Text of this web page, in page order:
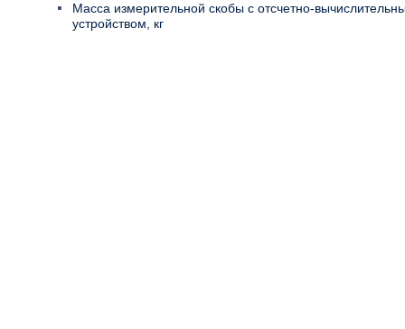
Масса измерительной скобы с отсчетно-
устройством, кг